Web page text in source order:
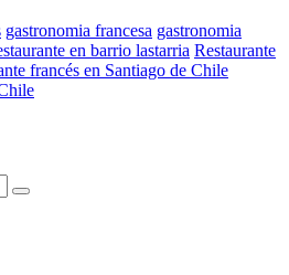
gastronomia francesa gastronomia
en barrio lastarria Restaurante
francés en Santiago de Chile